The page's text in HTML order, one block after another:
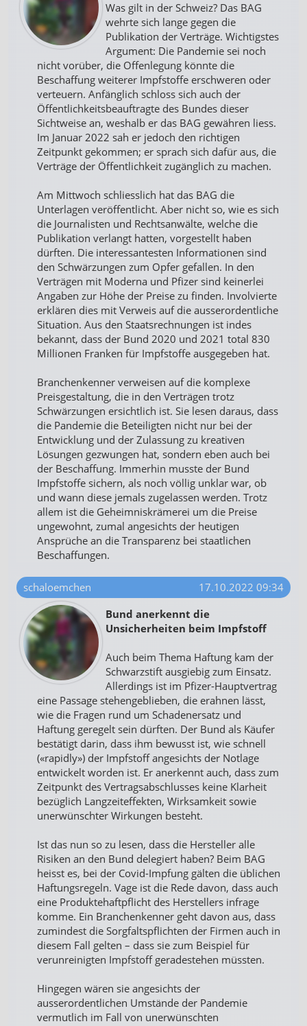
Was gilt in der Schweiz? Das BAG
wehrte sich lange gegen die
Publikation der Verträge. Wichtigstes
Argument: Die Pandemie sei noch
nicht vorüber, die Offenlegung könnte die
Beschaffung weiterer Impfstoffe erschweren oder
verteuern. Anfänglich schloss sich auch der
Öffentlichkeitsbeauftragte des Bundes dieser
Sichtweise an, weshalb er das BAG gewähren liess.
Im Januar 2022 sah er jedoch den richtigen
Zeitpunkt gekommen; er sprach sich dafür aus, die
Verträge der Öffentlichkeit zugänglich zu machen.
Am Mittwoch schliesslich hat das BAG die
Unterlagen veröffentlicht. Aber nicht so, wie es sich
die Journalisten und Rechtsanwälte, welche die
Publikation verlangt hatten, vorgestellt haben
dürften. Die interessantesten Informationen sind
den Schwärzungen zum Opfer gefallen. In den
Verträgen mit Moderna und Pfizer sind keinerlei
Angaben zur Höhe der Preise zu finden. Involvierte
erklären dies mit Verweis auf die ausserordentliche
Situation. Aus den Staatsrechnungen ist indes
bekannt, dass der Bund 2020 und 2021 total 830
Millionen Franken für Impfstoffe ausgegeben hat.
Branchenkenner verweisen auf die komplexe
Preisgestaltung, die in den Verträgen trotz
Schwärzungen ersichtlich ist. Sie lesen daraus, dass
die Pandemie die Beteiligten nicht nur bei der
Entwicklung und der Zulassung zu kreativen
Lösungen gezwungen hat, sondern eben auch bei
der Beschaffung. Immerhin musste der Bund
Impfstoffe sichern, als noch völlig unklar war, ob
und wann diese jemals zugelassen werden. Trotz
allem ist die Geheimniskrämerei um die Preise
ungewohnt, zumal angesichts der heutigen
Ansprüche an die Transparenz bei staatlichen
Beschaffungen.
schaloemchen
17.10.2022 09:34
Bund anerkennt die
Unsicherheiten beim Impfstoff
Auch beim Thema Haftung kam der
Schwarzstift ausgiebig zum Einsatz.
Allerdings ist im Pfizer-Hauptvertrag
eine Passage stehengeblieben, die erahnen lässt,
wie die Fragen rund um Schadenersatz und
Haftung geregelt sein dürften. Der Bund als Käufer
bestätigt darin, dass ihm bewusst ist, wie schnell
(«rapidly») der Impfstoff angesichts der Notlage
entwickelt worden ist. Er anerkennt auch, dass zum
Zeitpunkt des Vertragsabschlusses keine Klarheit
bezüglich Langzeiteffekten, Wirksamkeit sowie
unerwünschter Wirkungen besteht.
Ist das nun so zu lesen, dass die Hersteller alle
Risiken an den Bund delegiert haben? Beim BAG
heisst es, bei der Covid-Impfung gälten die üblichen
Haftungsregeln. Vage ist die Rede davon, dass auch
eine Produktehaftpflicht des Herstellers infrage
komme. Ein Branchenkenner geht davon aus, dass
zumindest die Sorgfaltspflichten der Firmen auch in
diesem Fall gelten – dass sie zum Beispiel für
verunreinigten Impfstoff geradestehen müssten.
Hingegen wären sie angesichts der
ausserordentlichen Umstände der Pandemie
vermutlich im Fall von unerwünschten